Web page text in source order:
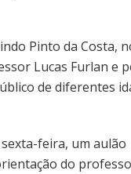
Pinto da Costa,
Lucas Furlan e
de diferentes
feira, um aulão
do